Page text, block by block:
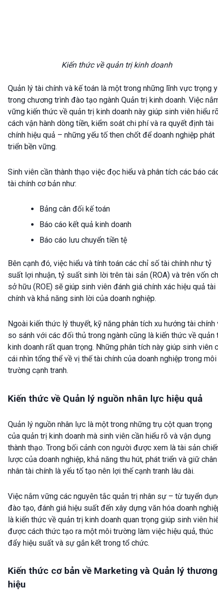
Kiến thức về quản trị kinh doanh
Quản lý tài chính và kế toán là một trong những lĩnh vực trọng
trong chương trình đào tạo ngành Quản trị kinh doanh. Việc
vững kiến thức về quản trị kinh doanh này giúp sinh viên hiểu
cách vận hành dòng tiền, kiểm soát chi phí và ra quyết định tài
chính hiệu quả – những yếu tố then chốt để doanh nghiệp phát
triển bền vững.
Sinh viên cần thành thạo việc đọc hiểu và phân tích các báo
tài chính cơ bản như:
Bảng cân đối kế toán
Báo cáo kết quả kinh doanh
Báo cáo lưu chuyển tiền tệ
Bên cạnh đó, việc hiểu và tính toán các chỉ số tài chính như tỷ
suất lợi nhuận, tỷ suất sinh lời trên tài sản (ROA) và trên vốn
sở hữu (ROE) sẽ giúp sinh viên đánh giá chính xác hiệu quả tài
chính và khả năng sinh lời của doanh nghiệp.
Ngoài kiến thức lý thuyết, kỹ năng phân tích xu hướng tài chính
so sánh với các đối thủ trong ngành cũng là kiến thức về quản
kinh doanh rất quan trọng. Những phân tích này giúp sinh viên
cái nhìn tổng thể về vị thế tài chính của doanh nghiệp trong môi
trường cạnh tranh.
Kiến thức về Quản lý nguồn nhân lực hiệu quả
Quản lý nguồn nhân lực là một trong những trụ cột quan trọng
của quản trị kinh doanh mà sinh viên cần hiểu rõ và vận dụng
thành thạo. Trong bối cảnh con người được xem là tài sản
lược của doanh nghiệp, khả năng thu hút, phát triển và giữ chân
nhân tài chính là yếu tố tạo nên lợi thế cạnh tranh lâu dài.
Việc nắm vững các nguyên tắc quản trị nhân sự – từ tuyển
đào tạo, đánh giá hiệu suất đến xây dựng văn hóa doanh
là kiến thức về quản trị kinh doanh quan trọng giúp sinh viên
được cách thức tạo ra một môi trường làm việc hiệu quả, thúc
đẩy hiệu suất và sự gắn kết trong tổ chức.
Kiến thức cơ bản về Marketing và Quản lý thương
hiệu